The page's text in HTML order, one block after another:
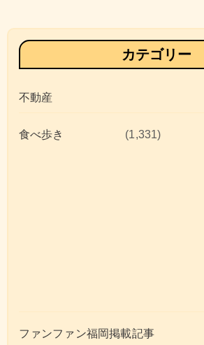
カテゴリー
不動産
食べ歩き (1,331)
ファンファン福岡掲載記事